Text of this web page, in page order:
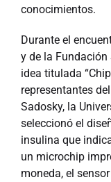
conocimientos.
Durante el
y de la
idea titulada
representantes
Sadosky, la
seleccionó el
insulina que
un microchip
moneda, el